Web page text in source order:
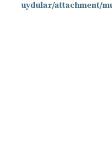
uydular/attachment/